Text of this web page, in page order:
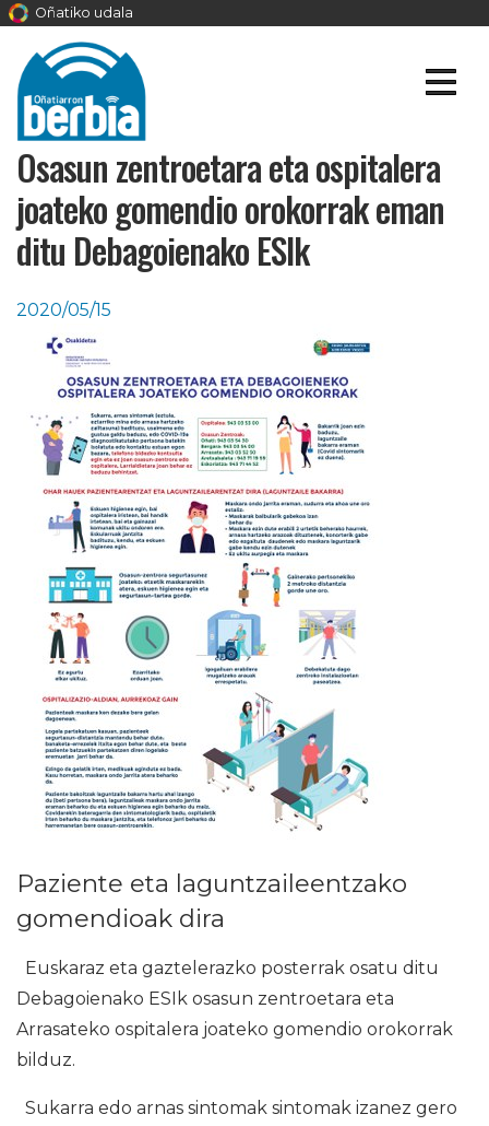
Oñatiko udala
Osasun zentroetara eta ospitalera
joateko gomendio orokorrak eman
ditu Debagoienako ESIk
2020/05/15
Paziente eta laguntzaileentzako
gomendioak dira
Euskaraz eta gaztelerazko posterrak osatu ditu
Debagoienako ESIk osasun zentroetara eta
Arrasateko ospitalera joateko gomendio orokorrak
bilduz.
Sukarra edo arnas sintomak sintomak izanez gero